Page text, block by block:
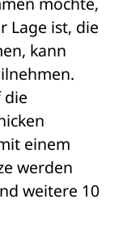
Lage ist, die
kann
die
einem
werden
weitere 10